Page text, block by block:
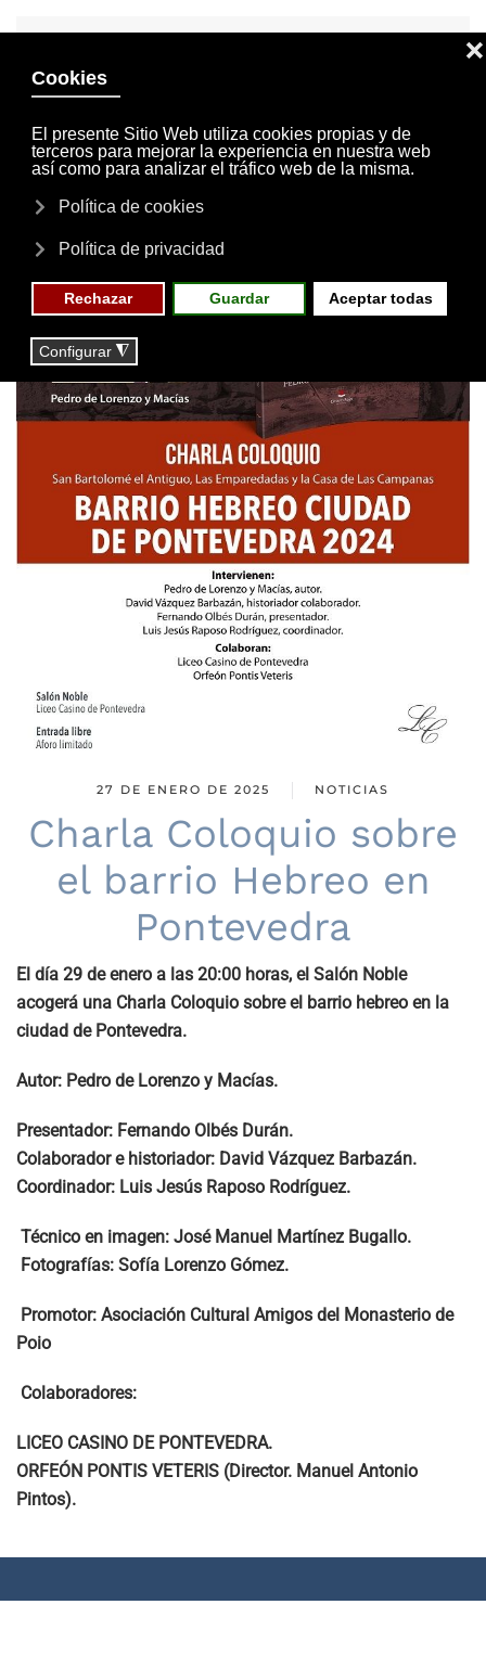
INVITACIONES
MI CUENTA
27 DE ENERO DE 2025 NOTICIAS
Charla Coloquio sobre
el barrio Hebreo en
Pontevedra
El día 29 de enero a las 20:00 horas, el Salón Noble
acogerá una Charla Coloquio sobre el barrio hebreo en la
ciudad de Pontevedra.
Autor: Pedro de Lorenzo y Macías.
Presentador: Fernando Olbés Durán.
Colaborador e historiador: David Vázquez Barbazán.
Coordinador: Luis Jesús Raposo Rodríguez.
Técnico en imagen: José Manuel Martínez Bugallo.
Fotografías: Sofía Lorenzo Gómez.
Promotor: Asociación Cultural Amigos del Monasterio de
Poio
Colaboradores:
LICEO CASINO DE PONTEVEDRA.
ORFEÓN PONTIS VETERIS (Director. Manuel Antonio
Pintos).